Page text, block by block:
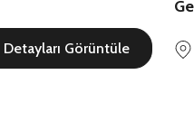
Detayları Görüntüle